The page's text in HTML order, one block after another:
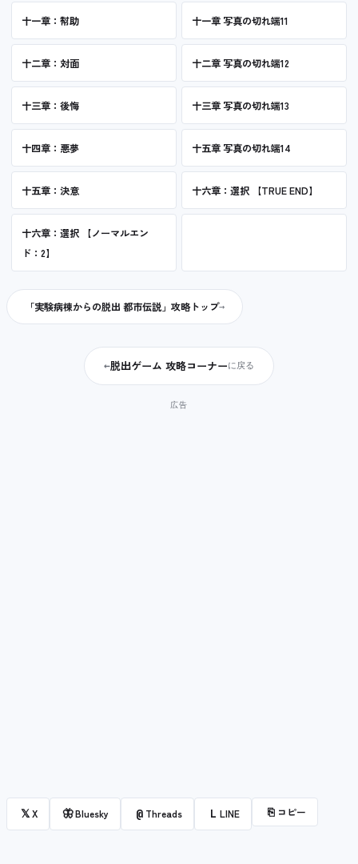
十一章：幇助 十一章 写真の切れ端11
十二章：対面 十二章 写真の切れ端12
十三章：後悔 十三章 写真の切れ端13
十四章：悪夢 十五章 写真の切れ端14
十五章：決意 十六章：選択 【TRUE END】
十六章：選択 【ノーマルエン
ド：2】
「実験病棟からの脱出 都市伝説」攻略トップ
←脱出ゲーム 攻略コーナーに戻る
𝕏X 🦋Bluesky @ Threads L LINE ⎘ コピー